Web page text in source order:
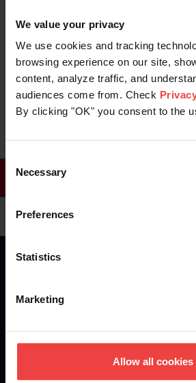
We value your privacy
We use cookies and tracking
browsing experience on our site,
content, analyze traffic, and
audiences come from. Check
By clicking "OK" you consent to the
Consent
Selection
Necessary
Preferences
Statistics
Marketing
Allow all cookies
46
Stay informed of product updates,
and other important alerts.
Create an account today -